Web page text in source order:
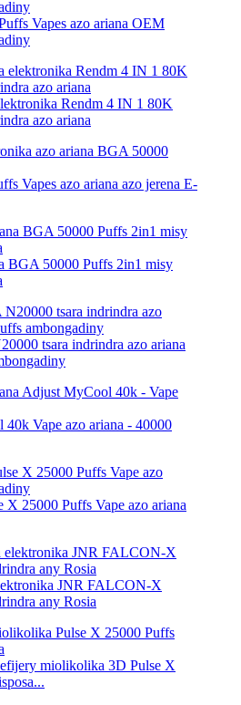
Vapes azo ariana OEM
Rendm 4 IN 1 80K
azo ariana
Vapes azo ariana azo jerena E-
BGA 50000 Puffs 2in1 misy
tsara indrindra azo ariana
Vape azo ariana - 40000
X 25000 Puffs Vape azo ariana
JNR FALCON-X
any Rosia
efijery miolikolika 3D Pulse X